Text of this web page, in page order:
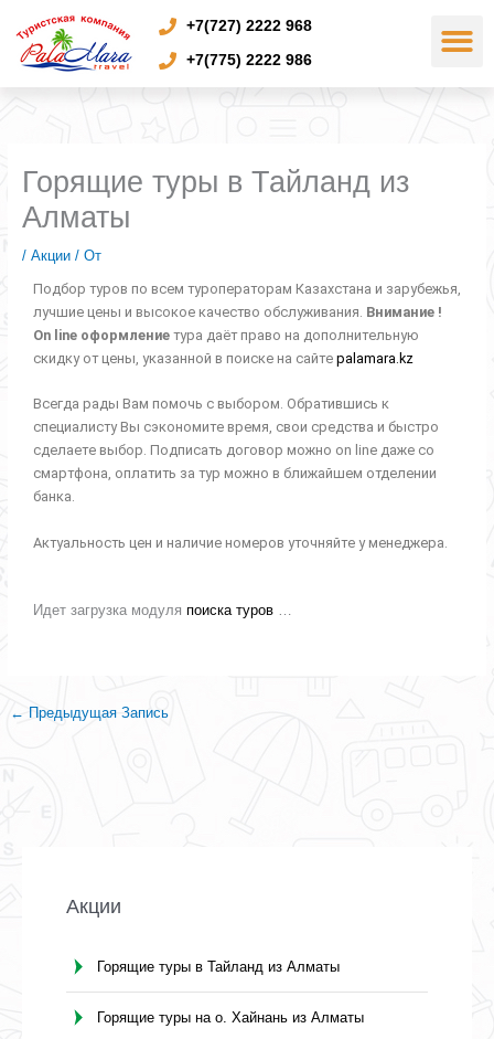
содержимому
+7(727) 2222 968
+7(775) 2222 986
Горящие туры в Тайланд из
Алматы
/ Акции/ От
Подбор туров по всем туроператорам Казахстана и зарубежья,
лучшие цены и высокое качество обслуживания. Внимание !
Оn line оформлениетура даёт право на дополнительную
скидку от цены, указанной в поиске на сайте palamara.kz
Всегда рады Вам помочь с выбором. Обратившись к
специалисту Вы сэкономите время, свои средства и быстро
сделаете выбор. Подписать договор можно on line даже со
смартфона, оплатить за тур можно в ближайшем отделении
банка.
Актуальность цен и наличие номеров уточняйте у менеджера.
Идет загрузка модуля поиска туров…
← Предыдущая Запись
Акции
Горящие туры в Тайланд из Алматы
Горящие туры на о. Хайнань из Алматы